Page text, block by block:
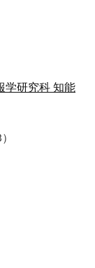
学研究科 知能